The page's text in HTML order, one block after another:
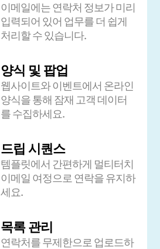
이메일에는 연락처 정보가 미리
입력되어 있어 업무를 더 쉽게
처리할 수 있습니다.
양식 및 팝업
웹사이트와 이벤트에서 온라인
양식을 통해 잠재 고객 데이터
를 수집하세요.
드립 시퀀스
템플릿에서 간편하게 멀티터치
이메일 여정으로 연락을 유지하
세요.
목록 관리
연락처를 무제한으로 업로드하